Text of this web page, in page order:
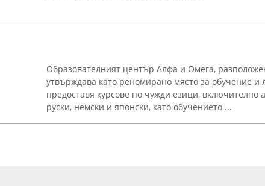
Образователният център Алфа и Омега,
утвърждава като реномирано място за обучение и
предоставя курсове по чужди езици, включително
руски, немски и японски, като обучението ...